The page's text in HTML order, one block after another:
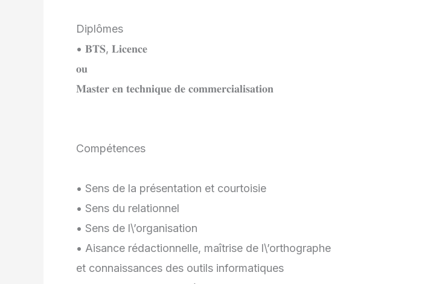
Diplômes
• 𝐁𝐓𝐒, 𝐋𝐢𝐜𝐞𝐧𝐜𝐞
𝐨𝐮
𝐌𝐚𝐬𝐭𝐞𝐫 𝐞𝐧 𝐭𝐞𝐜𝐡𝐧𝐢𝐪𝐮𝐞 𝐝𝐞 𝐜𝐨𝐦𝐦𝐞𝐫𝐜𝐢𝐚𝐥𝐢𝐬𝐚𝐭𝐢𝐨𝐧
Compétences
• Sens de la présentation et courtoisie
• Sens du relationnel
• Sens de l\’organisation
• Aisance rédactionnelle, maîtrise de l\’orthographe
et connaissances des outils informatiques